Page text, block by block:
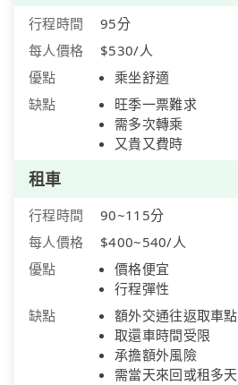
行程時間
95分
每人價格
$530/人
優點
乘坐舒適
缺點
旺季一票難求
需多次轉乘
又貴又費時
租車
行程時間
90~115分
每人價格
$400~540/人
優點
價格便宜
行程彈性
缺點
額外交通往返取車點
取還車時間受限
承擔額外風險
需當天來回或租多天